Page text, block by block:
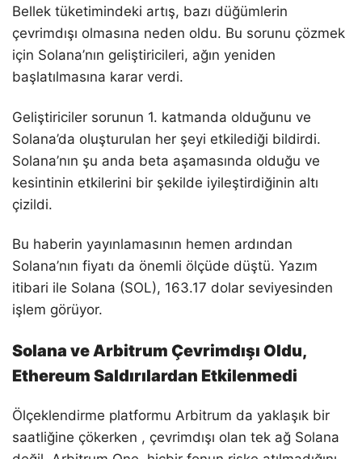
Bellek tüketimindeki artış, bazı düğümlerin
çevrimdışı olmasına neden oldu. Bu sorunu çözmek
için Solana’nın geliştiricileri, ağın yeniden
başlatılmasına karar verdi.
Geliştiriciler sorunun 1. katmanda olduğunu ve
Solana’da oluşturulan her şeyi etkilediği bildirdi.
Solana’nın şu anda beta aşamasında olduğu ve
kesintinin etkilerini bir şekilde iyileştirdiğinin altı
çizildi.
Bu haberin yayınlamasının hemen ardından
Solana’nın fiyatı da önemli ölçüde düştü. Yazım
itibari ile Solana (SOL), 163.17 dolar seviyesinden
işlem görüyor.
Solana ve Arbitrum Çevrimdışı Oldu,
Ethereum Saldırılardan Etkilenmedi
Ölçeklendirme platformu Arbitrum da yaklaşık bir
saatliğine çökerken , çevrimdışı olan tek ağ Solana